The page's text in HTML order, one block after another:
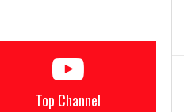
Top Channel